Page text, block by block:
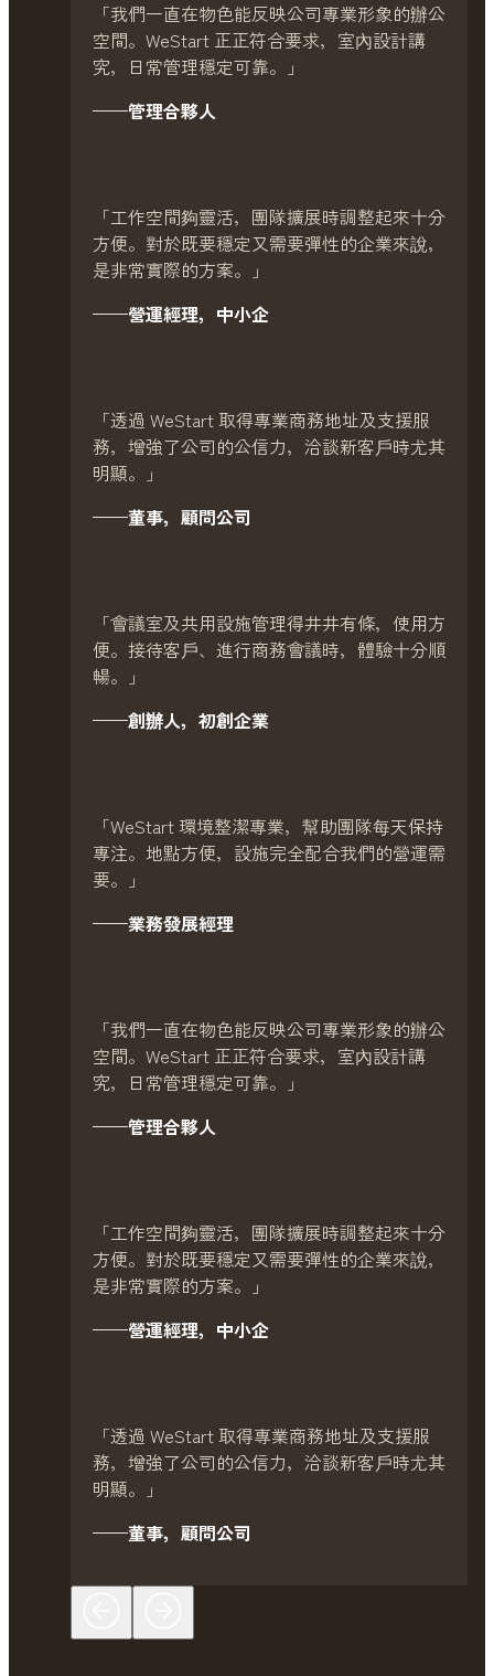
「我們一直在物色能反映公司專業形象的辦公
空間。WeStart 正正符合要求，室內設計講
究，日常管理穩定可靠。」
——管理合夥人
「工作空間夠靈活，團隊擴展時調整起來十分
方便。對於既要穩定又需要彈性的企業來說，
是非常實際的方案。」
——營運經理，中小企
「透過 WeStart 取得專業商務地址及支援服
務，增強了公司的公信力，洽談新客戶時尤其
明顯。」
——董事，顧問公司
「會議室及共用設施管理得井井有條，使用方
便。接待客戶、進行商務會議時，體驗十分順
暢。」
——創辦人，初創企業
「WeStart 環境整潔專業，幫助團隊每天保持
專注。地點方便，設施完全配合我們的營運需
要。」
——業務發展經理
「我們一直在物色能反映公司專業形象的辦公
空間。WeStart 正正符合要求，室內設計講
究，日常管理穩定可靠。」
——管理合夥人
「工作空間夠靈活，團隊擴展時調整起來十分
方便。對於既要穩定又需要彈性的企業來說，
是非常實際的方案。」
——營運經理，中小企
「透過 WeStart 取得專業商務地址及支援服
務，增強了公司的公信力，洽談新客戶時尤其
明顯。」
——董事，顧問公司